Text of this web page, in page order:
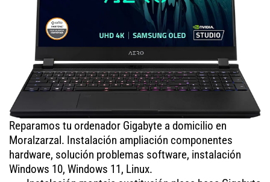
Reparamos tu ordenador Gigabyte a domicilio en
Moralzarzal. Instalación ampliación componentes
hardware, solución problemas software, instalación
Windows 10, Windows 11, Linux.